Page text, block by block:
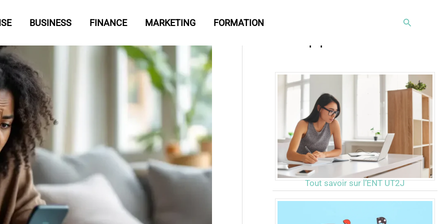
BUSINESS FINANCE MARKETING FORMATION Rechercher
Tout savoir sur l’ENT UT2J